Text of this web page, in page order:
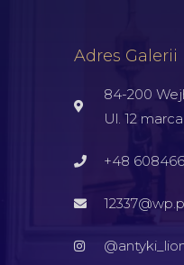
Adres Galerii
84-200
Ul. 12 marca
+48